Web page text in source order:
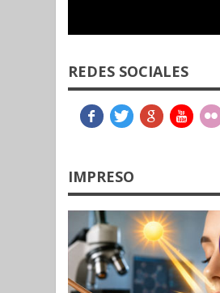
REDES SOCIALES
IMPRESO